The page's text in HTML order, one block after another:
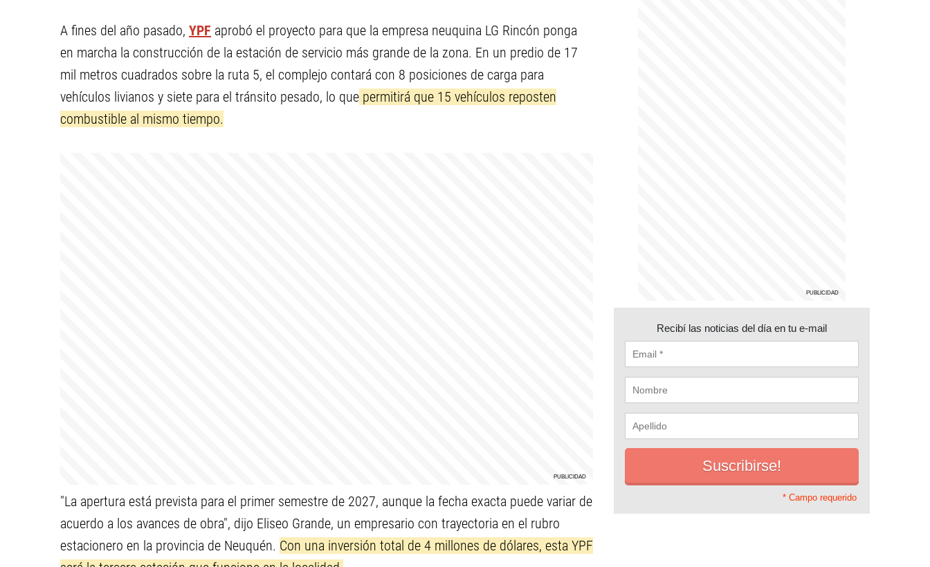
A fines del año pasado, YPF aprobó el proyecto para que la empresa neuquina LG Rincón ponga
en marcha la construcción de la estación de servicio más grande de la zona. En un predio de 17
mil metros cuadrados sobre la ruta 5, el complejo contará con 8 posiciones de carga para
vehículos livianos y siete para el tránsito pesado, lo que permitirá que 15 vehículos reposten
combustible al mismo tiempo.
"La apertura está prevista para el primer semestre de 2027, aunque la fecha exacta puede variar de
acuerdo a los avances de obra", dijo Eliseo Grande, un empresario con trayectoria en el rubro
estacionero en la provincia de Neuquén. Con una inversión total de 4 millones de dólares, esta YPF
Recibí las noticias del día en tu e-mail
* Campo requerido